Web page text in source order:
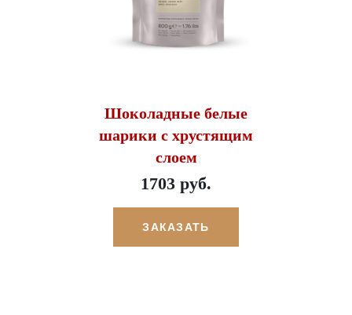
Шоколадные белые
шарики с хрустящим
слоем
1703 руб.
ЗАКАЗАТЬ